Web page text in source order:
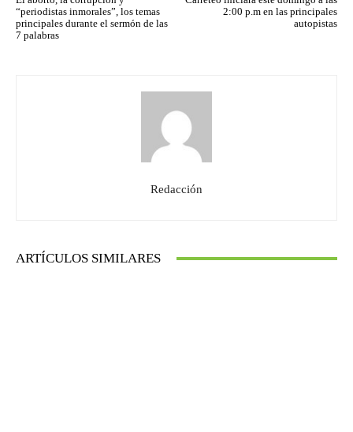
“periodistas inmorales”, los temas
principales durante el sermón de las
7 palabras
2:00 p.m en las principales
autopistas
Redacción
ARTÍCULOS SIMILARES